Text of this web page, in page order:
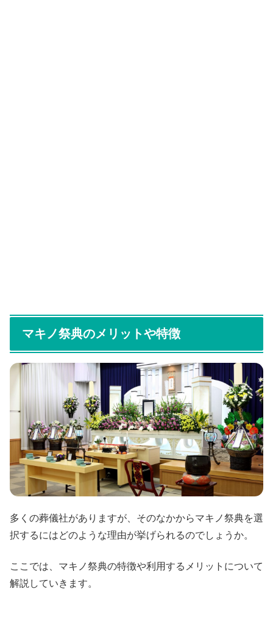
マキノ祭典のメリットや特徴
多くの葬儀社がありますが、そのなかからマキノ祭典を選
択するにはどのような理由が挙げられるのでしょうか。
ここでは、マキノ祭典の特徴や利用するメリットについて
解説していきます。